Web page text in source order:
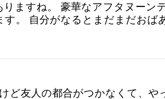
ますね。 豪華なアフタヌーン
。 自分がなるとまだまだおば
友人の都合がつかなくて、や